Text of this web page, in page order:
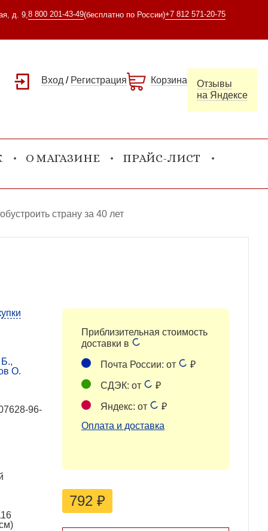
д. 9, 8 800 201-43-49(бесплатно по России)+7 812 571-20-75
Вход / Регистрация Корзина
Отзывы
на Яндексе
О МАГАЗИНЕ ПРАЙС-ЛИСТ
страну за 40 лет
О.
96-
Приблизительная стоимость
доставки в
Почта России: от ₽
СДЭК: от ₽
Яндекс: от
₽
Оплата и доставка
792 ₽